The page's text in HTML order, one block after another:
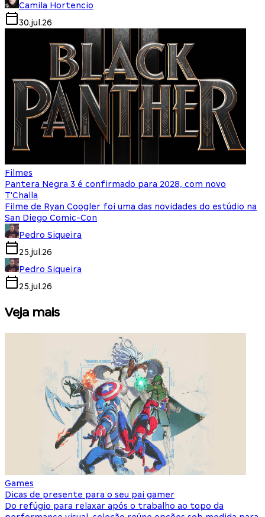
Camila Hortencio
30.jul.26
Filmes
Pantera Negra 3 é confirmado para 2028, com novo
T'Challa
Filme de Ryan Coogler foi uma das novidades do estúdio na
San Diego Comic-Con
Pedro Siqueira
25.jul.26
Pedro Siqueira
25.jul.26
Veja mais
Games
Dicas de presente para o seu pai gamer
Do refúgio para relaxar após o trabalho ao topo da